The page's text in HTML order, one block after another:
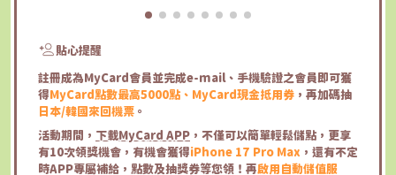
貼心提醒
註冊成為MyCard會員並完成e-mail、手機驗證之會員即可獲
得MyCard點數最高5000點、MyCard現金抵用券 ，再加碼抽
日本/韓國來回機票 。
活動期間， 下載MyCard APP ，不僅可以簡單輕鬆儲點，更享
有10次領獎機會，有機會獲得iPhone 17 Pro Max ，還有不定
時APP專屬補給，點數及抽獎券等您領！再啟用自動儲值服